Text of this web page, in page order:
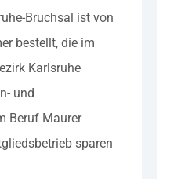
Bruchsal ist von
bestellt, die im
Karlsruhe
und
Beruf Maurer
sparen